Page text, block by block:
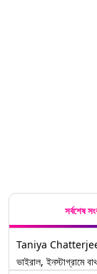
সর্বশেষ
Taniya Chatterjee
ভাইরাল, ইনস্টাগ্রামে